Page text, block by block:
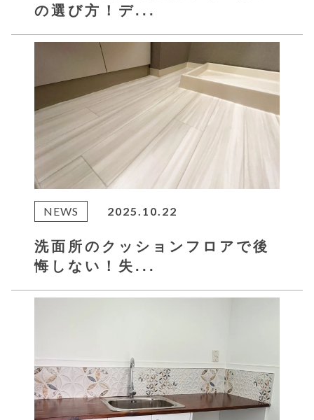
の選び方！デ...
NEWS 2025.10.22
洗面所のクッションフロアで後
悔しない！失...